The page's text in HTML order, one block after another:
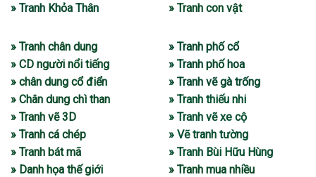
» Tranh Khỏa Thân
» Tranh con vật
» Tranh chân dung
» CD người nổi tiếng
» chân dung cổ điển
» Chân dung chì than
» Tranh vẽ 3D
» Tranh cá chép
» Tranh bát mã
» Danh họa thế giới
» Tranh phố cổ
» Tranh phố hoa
» Tranh vẽ gà trống
» Tranh thiếu nhi
» Tranh vẽ xe cộ
» Vẽ tranh tường
» Tranh Bùi Hữu Hùng
» Tranh mua nhiều